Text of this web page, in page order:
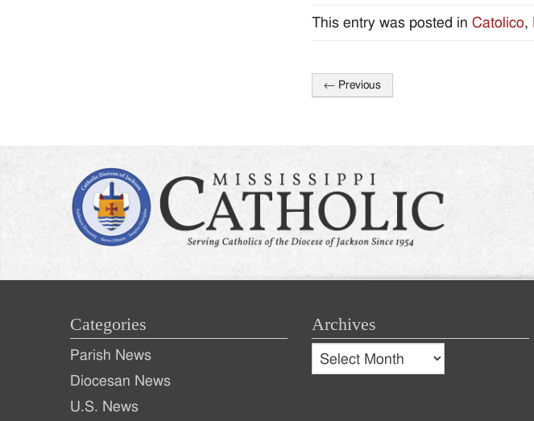
This entry was posted in Catolico,
Post
← Previous
Categories
Parish News
Diocesan News
U.S. News
Archives
Archives
Archives